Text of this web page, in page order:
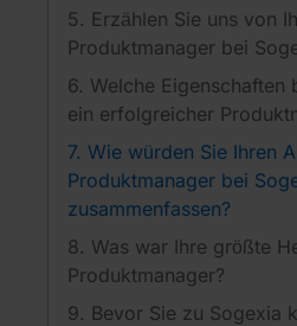
5. Erzählen Sie uns von
Produktmanager bei
6. Welche Eigenschaften
ein erfolgreicher
7. Wie würden Sie Ihren
Produktmanager bei
zusammenfassen?
8. Was war Ihre größte
Produktmanager?
9. Bevor Sie zu Sogexia